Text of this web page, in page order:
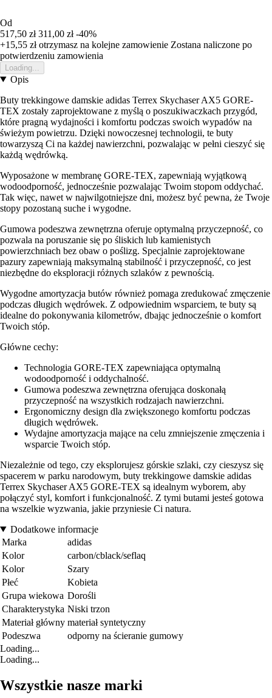
Od
517,50 zł 311,00 zł -40%
+15,55 złotrzymasz na kolejne zamowienie Zostana naliczone po
potwierdzeniu zamowienia
Loading...
Opis
Buty trekkingowe damskie adidas Terrex Skychaser AX5 GORE-
TEX zostały zaprojektowane z myślą o poszukiwaczkach przygód,
które pragną wydajności i komfortu podczas swoich wypadów na
świeżym powietrzu. Dzięki nowoczesnej technologii, te buty
towarzyszą Ci na każdej nawierzchni, pozwalając w pełni cieszyć się
każdą wędrówką.
Wyposażone w membranę GORE-TEX, zapewniają wyjątkową
wodoodporność, jednocześnie pozwalając Twoim stopom oddychać.
Tak więc, nawet w najwilgotniejsze dni, możesz być pewna, że Twoje
stopy pozostaną suche i wygodne.
Gumowa podeszwa zewnętrzna oferuje optymalną przyczepność, co
pozwala na poruszanie się po śliskich lub kamienistych
powierzchniach bez obaw o poślizg. Specjalnie zaprojektowane
pazury zapewniają maksymalną stabilność i przyczepność, co jest
niezbędne do eksploracji różnych szlaków z pewnością.
Wygodne amortyzacja butów również pomaga zredukować zmęczenie
podczas długich wędrówek. Z odpowiednim wsparciem, te buty są
idealne do pokonywania kilometrów, dbając jednocześnie o komfort
Twoich stóp.
Główne cechy:
Technologia GORE-TEX zapewniająca optymalną
wodoodporność i oddychalność.
Gumowa podeszwa zewnętrzna oferująca doskonałą
przyczepność na wszystkich rodzajach nawierzchni.
Ergonomiczny design dla zwiększonego komfortu podczas
długich wędrówek.
Wydajne amortyzacja mające na celu zmniejszenie zmęczenia i
wsparcie Twoich stóp.
Niezależnie od tego, czy eksplorujesz górskie szlaki, czy cieszysz się
spacerem w parku narodowym, buty trekkingowe damskie adidas
Terrex Skychaser AX5 GORE-TEX są idealnym wyborem, aby
połączyć styl, komfort i funkcjonalność. Z tymi butami jesteś gotowa
na wszelkie wyzwania, jakie przyniesie Ci natura.
Dodatkowe informacje
Marka
adidas
Kolor
carbon/cblack/seflaq
Kolor
Szary
Płeć
Kobieta
Grupa wiekowa Dorośli
Charakterystyka Niski trzon
Materiał główny materiał syntetyczny
Podeszwa
odporny na ścieranie gumowy
Loading...
Loading...
Wszystkie nasze marki